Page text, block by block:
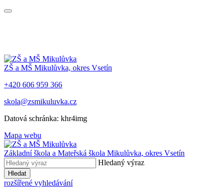
ZŠ a MŠ Mikulůvka, okres Vsetín
+420 606 959 366
skola@zsmikuluvka.cz
Datová schránka: khr4img
Mapa webu
Základní škola a Mateřská škola Mikulůvka, okres Vsetín
Hledaný výraz
Hledat
rozšířené vyhledávání